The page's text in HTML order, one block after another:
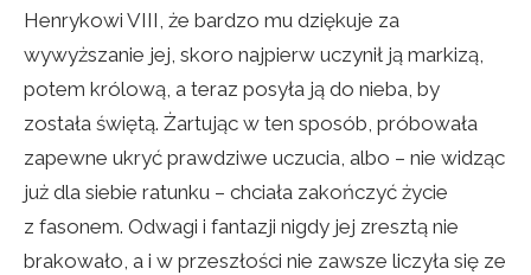
Henrykowi VIII, że bardzo mu dziękuje za
wywyższanie jej, skoro najpierw uczynił ją markizą,
potem królową, a teraz posyła ją do nieba, by
została świętą. Żartując w ten sposób, próbowała
zapewne ukryć prawdziwe uczucia, albo – nie widząc
już dla siebie ratunku – chciała zakończyć życie
z fasonem. Odwagi i fantazji nigdy jej zresztą nie
brakowało, a i w przeszłości nie zawsze liczyła się ze